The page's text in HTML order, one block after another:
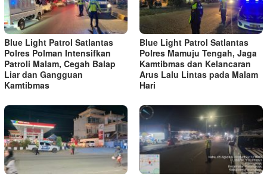
Blue Light Patrol Satlantas
Polres Polman Intensifkan
Patroli Malam, Cegah Balap
Liar dan Gangguan
Kamtibmas
Blue Light Patrol Satlantas
Polres Mamuju Tengah, Jaga
Kamtibmas dan Kelancaran
Arus Lalu Lintas pada Malam
Hari